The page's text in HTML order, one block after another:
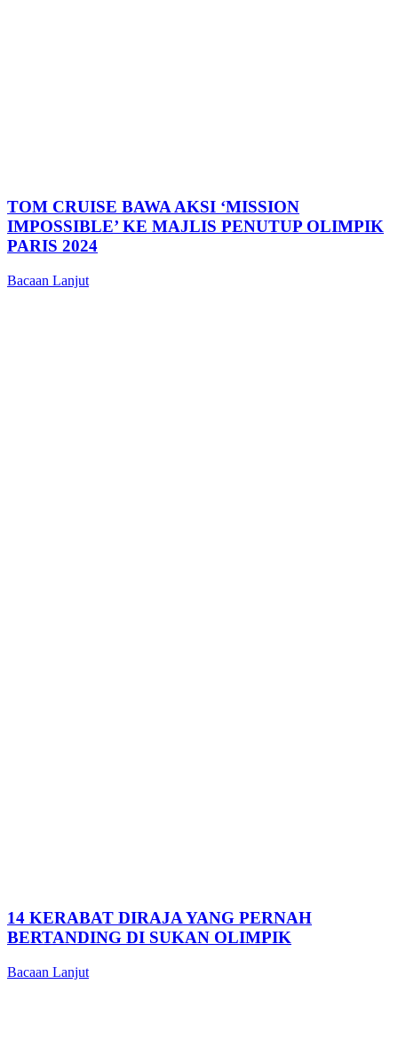
TOM CRUISE BAWA AKSI ‘MISSION
IMPOSSIBLE’ KE MAJLIS PENUTUP OLIMPIK
PARIS 2024
Bacaan Lanjut
14 KERABAT DIRAJA YANG PERNAH
BERTANDING DI SUKAN OLIMPIK
Bacaan Lanjut